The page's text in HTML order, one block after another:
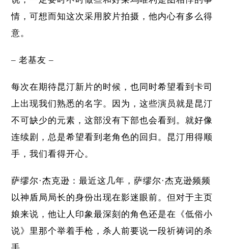
情，可想而知这次采用胶片拍摄，他内心有多么得
意。
– 老基友 –
每次在期待昆汀新片的时候，也同时希望看到卡司
上出现我们熟悉的名字。因为，这些演员就是昆汀
不可缺少的元素，这部没有下部也会看到。就好像
连续剧，总是希望看到老角色的回归。昆汀用得顺
手，我们看得开心。
萨缪尔·杰克逊：最近这几年，萨缪尔·杰克逊频频
以神盾局局长的身份出现在影迷眼前。但对于主页
娘来说，他让人印象最深刻的角色还是在 《低俗小
说》 里那个举着手枪，杀人前要说一段祈祷词的杀